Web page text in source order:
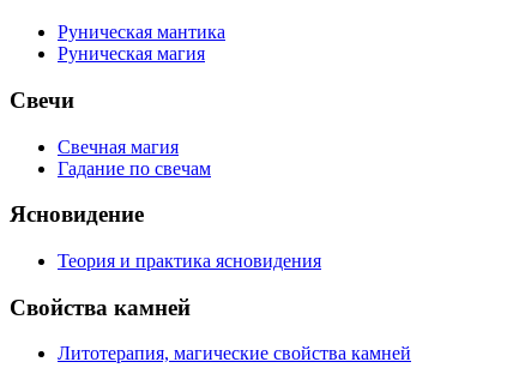
Руническая мантика
Руническая магия
Свечи
Свечная магия
Гадание по свечам
Ясновидение
Теория и практика ясновидения
Свойства камней
Литотерапия, магические свойства камней